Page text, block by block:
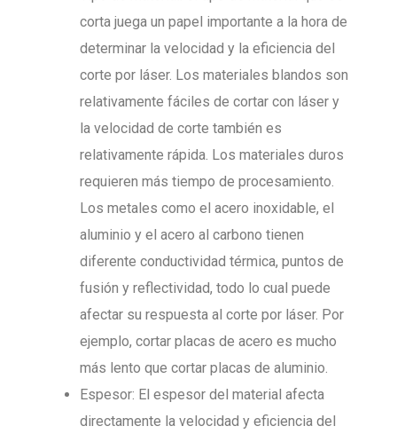
corta juega un papel importante a la hora de
determinar la velocidad y la eficiencia del
corte por láser. Los materiales blandos son
relativamente fáciles de cortar con láser y
la velocidad de corte también es
relativamente rápida. Los materiales duros
requieren más tiempo de procesamiento.
Los metales como el acero inoxidable, el
aluminio y el acero al carbono tienen
diferente conductividad térmica, puntos de
fusión y reflectividad, todo lo cual puede
afectar su respuesta al corte por láser. Por
ejemplo, cortar placas de acero es mucho
más lento que cortar placas de aluminio.
Espesor: El espesor del material afecta
directamente la velocidad y eficiencia del